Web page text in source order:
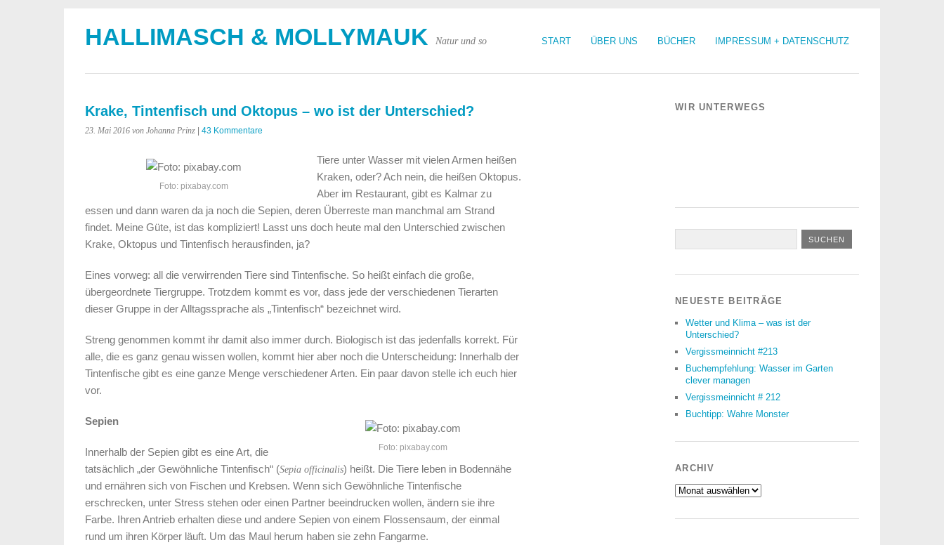
START ÜBER UNS BÜCHER IMPRESSUM + DATENSCHUTZ
HALLIMASCH & MOLLYMAUK Natur und so
Krake, Tintenfisch und Oktopus – wo ist der Unterschied?
23. Mai 2016 von Johanna Prinz 43 Kommentare
Foto: pixabay.com
Tiere unter Wasser mit vielen Armen heißen
Kraken, oder? Ach nein, die heißen Oktopus.
Aber im Restaurant, gibt es Kalmar zu
essen und dann waren da ja noch die Sepien, deren Überreste man manchmal am Strand
findet. Meine Güte, ist das kompliziert! Lasst uns doch heute mal den Unterschied zwischen
Krake, Oktopus und Tintenfisch herausfinden, ja?
Eines vorweg: all die verwirrenden Tiere sind Tintenfische. So heißt einfach die große,
übergeordnete Tiergruppe. Trotzdem kommt es vor, dass jede der verschiedenen Tierarten
dieser Gruppe in der Alltagssprache als „Tintenfisch“ bezeichnet wird.
Streng genommen kommt ihr damit also immer durch. Biologisch ist das jedenfalls korrekt. Für
alle, die es ganz genau wissen wollen, kommt hier aber noch die Unterscheidung: Innerhalb der
Tintenfische gibt es eine ganze Menge verschiedener Arten. Ein paar davon stelle ich euch hier
vor.
Foto: pixabay.com
Sepien
Innerhalb der Sepien gibt es eine Art, die
tatsächlich „der Gewöhnliche Tintenfisch“ (Sepia officinalis) heißt. Die Tiere leben in Bodennähe
und ernähren sich von Fischen und Krebsen. Wenn sich Gewöhnliche Tintenfische
erschrecken, unter Stress stehen oder einen Partner beeindrucken wollen, ändern sie ihre
Farbe. Ihren Antrieb erhalten diese und andere Sepien von einem Flossensaum, der einmal
rund um ihren Körper läuft. Um das Maul herum haben sie zehn Fangarme.
WIR UNTERWEGS
NEUESTE BEITRÄGE
Wetter und Klima – was ist der
Unterschied?
Vergissmeinnicht #213
Buchempfehlung: Wasser im Garten
clever managen
Vergissmeinnicht # 212
Buchtipp: Wahre Monster
ARCHIV
Archiv